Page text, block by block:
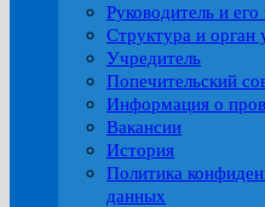
Руководитель и его
Структура и орган
Учредитель
Попечительский
Информация о
Вакансии
История
Политика
данных